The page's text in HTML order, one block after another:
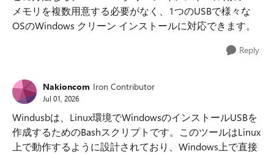
メモリを複数用意する必要がなく、1つのUSBで様々な
OSのWindows クリーン インストールに対応できます。
Reply
Nakioncom Iron Contributor
Jul 01, 2026
Windusbは、Linux環境でWindowsのインストールUSBを
作成するためのBashスクリプトです。このツールはLinux
上で動作するように設計されており、Windows上で直接